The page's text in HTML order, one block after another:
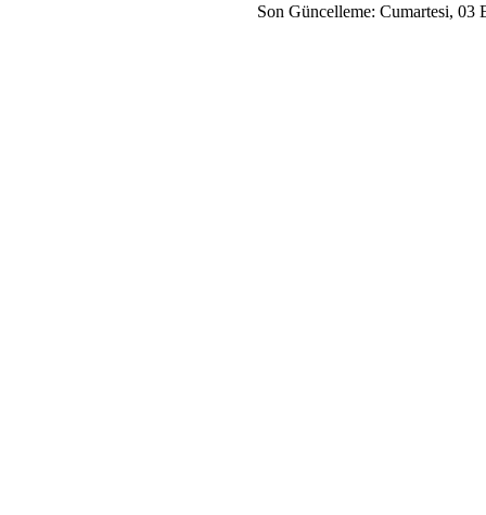
Son Güncelleme: Cumartesi, 03